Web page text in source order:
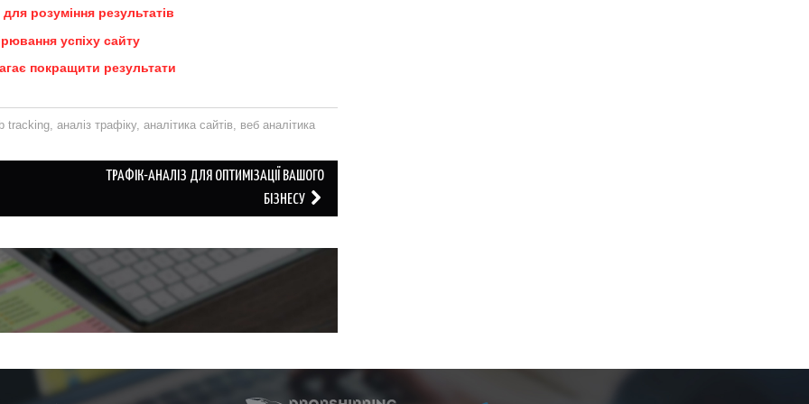
розуміння результатів
успіху сайту
покращити результати
tracking,аналіз трафіку,аналітика сайтів, веб аналітика
ТРАФІК-АНАЛІЗ ДЛЯ ОПТИМІЗАЦІЇ ВАШОГО
БІЗНЕСУ